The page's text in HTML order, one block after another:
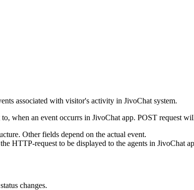
associated with visitor's activity in JivoChat system.
when an event occurrs in JivoChat app. POST request
Other fields depend on the actual event.
HTTP-request to be displayed to the agents in JivoChat
changes.